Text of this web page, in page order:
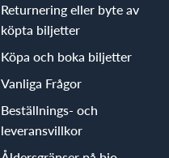
Returnering eller byte av
köpta biljetter
Köpa och boka biljetter
Vanliga Frågor
Beställnings- och
leveransvillkor